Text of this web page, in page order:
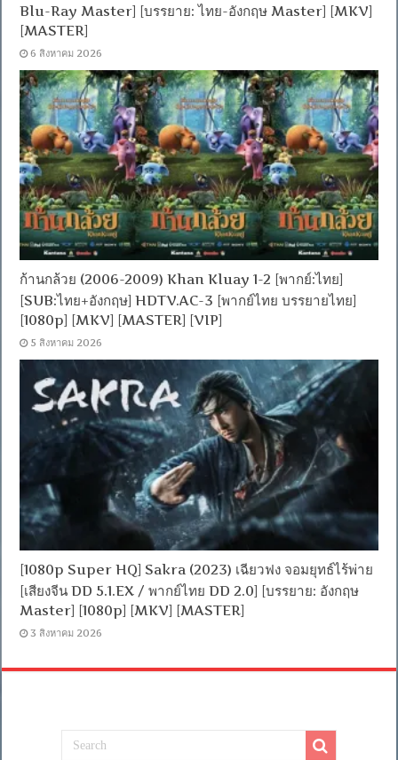
Blu-Ray Master] [บรรยาย: ไทย-อังกฤษ Master] [MKV]
[MASTER]
6 สิงหาคม 2026
ก้านกล้วย (2006-2009) Khan Kluay 1-2 [พากย์:ไทย]
[SUB:ไทย+อังกฤษ] HDTV.AC-3 [พากย์ไทย บรรยายไทย]
[1080p] [MKV] [MASTER] [VIP]
5 สิงหาคม 2026
[1080p Super HQ] Sakra (2023) เฉียวฟง จอมยุทธ์ไร้พ่าย
[เสียงจีน DD 5.1.EX / พากย์ไทย DD 2.0] [บรรยาย: อังกฤษ
Master] [1080p] [MKV] [MASTER]
3 สิงหาคม 2026